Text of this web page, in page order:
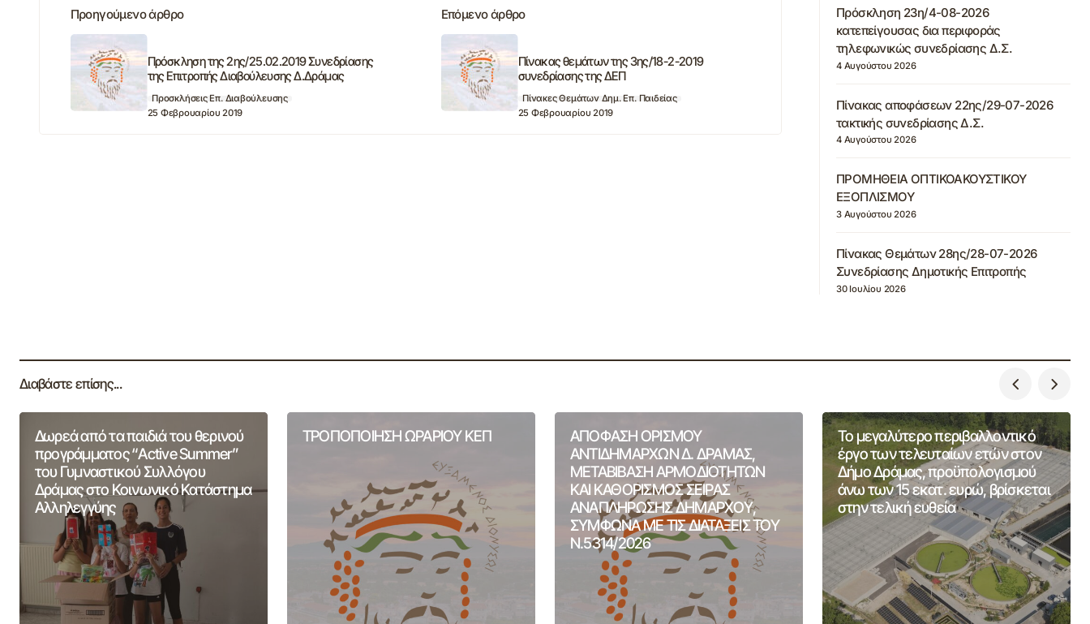
Προηγούμενο άρθρο
Πρόσκληση της 2ης/25.02.2019 Συνεδρίασης
της Επιτροπής Διαβούλευσης Δ.Δράμας
Προσκλήσεις Επ. Διαβούλευσης
25 Φεβρουαρίου 2019
Επόμενο άρθρο
Πίνακας θεμάτων της 3ης/18-2-2019
συνεδρίασης της ΔΕΠ
Πίνακες Θεμάτων Δημ. Επ. Παιδείας
25 Φεβρουαρίου 2019
Πρόσκληση 23η/4-08-2026
κατεπείγουσας δια περιφοράς
τηλεφωνικώς συνεδρίασης Δ.Σ.
4 Αυγούστου 2026
Πίνακας αποφάσεων 22ης/29-07-2026
τακτικής συνεδρίασης Δ.Σ.
4 Αυγούστου 2026
ΠΡΟΜΗΘΕΙΑ ΟΠΤΙΚΟΑΚΟΥΣΤΙΚΟΥ
ΕΞΟΠΛΙΣΜΟΥ
3 Αυγούστου 2026
Πίνακας Θεμάτων 28ης/28-07-2026
Συνεδρίασης Δημοτικής Επιτροπής
30 Ιουλίου 2026
Διαβάστε επίσης...
Δωρεά από τα παιδιά του θερινού
προγράμματος “Active Summer”
του Γυμναστικού Συλλόγου
Δράμας στο Κοινωνικό Κατάστημα
Αλληλεγγύης
ΤΡΟΠΟΠΟΙΗΣΗ ΩΡΑΡΙΟΥ ΚΕΠ
ΑΠΟΦΑΣΗ ΟΡΙΣΜΟΥ
ΑΝΤΙΔΗΜΑΡΧΩΝ Δ. ΔΡΑΜΑΣ,
ΜΕΤΑΒΙΒΑΣΗ ΑΡΜΟΔΙΟΤΗΤΩΝ
ΚΑΙ ΚΑΘΟΡΙΣΜΟΣ ΣΕΙΡΑΣ
ΑΝΑΠΛΗΡΩΣΗΣ ΔΗΜΑΡΧΟΥ,
ΣΥΜΦΩΝΑ ΜΕ ΤΙΣ ΔΙΑΤΑΞΕΙΣ ΤΟΥ
Ν.5314/2026
Το μεγαλύτερο περιβαλλοντικό
έργο των τελευταίων ετών στον
Δήμο Δράμας, προϋπολογισμού
άνω των 15 εκατ. ευρώ, βρίσκεται
στην τελική ευθεία